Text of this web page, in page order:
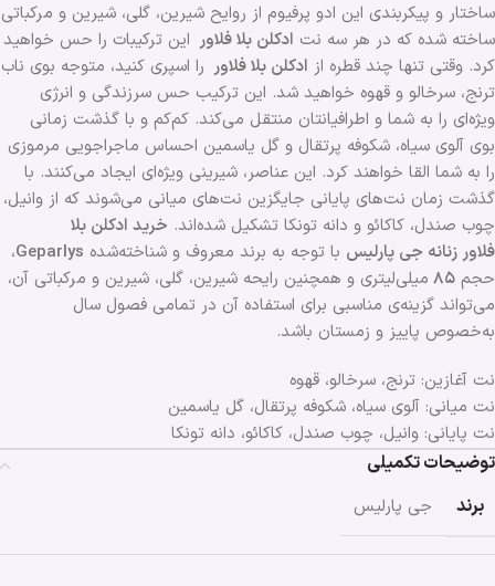
ساختار و پیکربندی این ادو پرفیوم از روایح شیرین، گلی، شیرین و مرکباتی
ساخته شده که در هر سه نت ادکلن بلا فلاور این ترکیبات را حس خواهید
کرد. وقتی تنها چند قطره از ادکلن بلا فلاور را اسپری کنید، متوجه بوی ناب
ترنج، سرخالو و قهوه خواهید شد. این ترکیب حس سرزندگی و انرژی
ویژه‌ای را به شما و اطرافیانتان منتقل می‌کند. کم‌کم و با گذشت زمانی
بوی آلوی سیاه، شکوفه پرتقال و گل یاسمین احساس ماجراجویی مرموزی
را به شما القا خواهند کرد. این عناصر، شیرینی ویژه‌ای ایجاد می‌کنند. با
گذشت زمان نت‌های پایانی جایگزین نت‌های میانی می‌شوند که از وانیل،
چوب صندل، کاکائو و دانه تونکا تشکیل شده‌اند. خرید ادکلن بلا
فلاور زنانه جی پارلیس با توجه به برند معروف و شناخته‌شده Geparlys،
حجم ۸۵ میلی‌لیتری و همچنین رایحه شیرین، گلی، شیرین و مرکباتی آن،
می‌تواند گزینه‌ی مناسبی برای استفاده آن در تمامی فصول ‌سال
به‌خصوص پاییز و زمستان باشد.
نت آغازین: ترنج، سرخالو، قهوه
نت میانی: آلوی سیاه، شکوفه پرتقال، گل یاسمین
نت پایانی: وانیل، چوب صندل، کاکائو، دانه تونکا
توضیحات تکمیلی
برند
جی پارلیس